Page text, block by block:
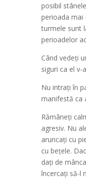
posibil
perioada mai
turmele sunt
perioadelor
Când vedeți
siguri ca el v-
Nu intrați în
manifestă ca
Rămâneți
agresiv. Nu
aruncați cu
cu bețele.
dați de
încercați să-l